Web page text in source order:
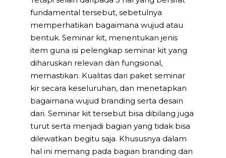
fundamental tersebut, sebetulnya
memperhatikan bagaimana wujud atau
bentuk. Seminar kit, menentukan jenis
item guna isi pelengkap seminar kit yang
diharuskan relevan dan fungsional,
memastikan. Kualitas dari paket seminar
kir secara keseluruhan, dan menetapkan
bagaimana wujud branding serta desain
dari. Seminar kit tersebut bisa dibilang juga
turut serta menjadi bagian yang tidak bisa
dilewatkan begitu saja. Khususnya dalam
hal ini memang pada bagian branding dan